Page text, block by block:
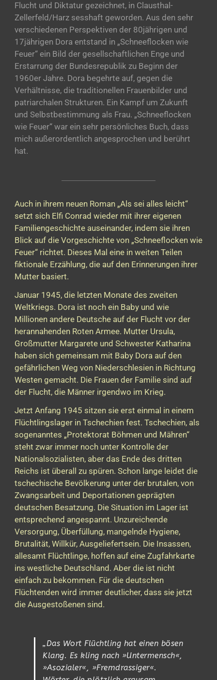
Flucht und Diktatur gezeichnet, in Clausthal-
Zellerfeld/Harz sesshaft geworden. Aus den sehr
verschiedenen Perspektiven der 80jährigen und
17jährigen Dora entstand in „Schneeflocken wie
Feuer“ ein Bild der gesellschaftlichen Enge und
Erstarrung der Bundesrepublik zu Beginn der
1960er Jahre. Dora begehrte auf, gegen die
Verhältnisse, die traditionellen Frauenbilder und
patriarchalen Strukturen. Ein Kampf um Zukunft
und Selbstbestimmung als Frau. „Schneeflocken
wie Feuer“ war ein sehr persönliches Buch, dass
mich außerordentlich angesprochen und berührt
hat.
Auch in ihrem neuen Roman „Als sei alles leicht“
setzt sich Elfi Conrad wieder mit ihrer eigenen
Familiengeschichte auseinander, indem sie ihren
Blick auf die Vorgeschichte von „Schneeflocken wie
Feuer“ richtet. Dieses Mal eine in weiten Teilen
fiktionale Erzählung, die auf den Erinnerungen ihrer
Mutter basiert.
Januar 1945, die letzten Monate des zweiten
Weltkriegs. Dora ist noch ein Baby und wie
Millionen andere Deutsche auf der Flucht vor der
herannahenden Roten Armee. Mutter Ursula,
Großmutter Margarete und Schwester Katharina
haben sich gemeinsam mit Baby Dora auf den
gefährlichen Weg von Niederschlesien in Richtung
Westen gemacht. Die Frauen der Familie sind auf
der Flucht, die Männer irgendwo im Krieg.
Jetzt Anfang 1945 sitzen sie erst einmal in einem
Flüchtlingslager in Tschechien fest. Tschechien, als
sogenanntes „Protektorat Böhmen und Mähren“
steht zwar immer noch unter Kontrolle der
Nationalsozialisten, aber das Ende des dritten
Reichs ist überall zu spüren. Schon lange leidet die
tschechische Bevölkerung unter der brutalen, von
Zwangsarbeit und Deportationen geprägten
deutschen Besatzung. Die Situation im Lager ist
entsprechend angespannt. Unzureichende
Versorgung, Überfüllung, mangelnde Hygiene,
Brutalität, Willkür, Ausgeliefertsein. Die Insassen,
allesamt Flüchtlinge, hoffen auf eine Zugfahrkarte
ins westliche Deutschland. Aber die ist nicht
einfach zu bekommen. Für die deutschen
Flüchtenden wird immer deutlicher, dass sie jetzt
die Ausgestoßenen sind.
„Das Wort Flüchtling hat einen bösen
Klang. Es kling nach »Untermensch«,
»Asozialer«, »Fremdrassiger«.